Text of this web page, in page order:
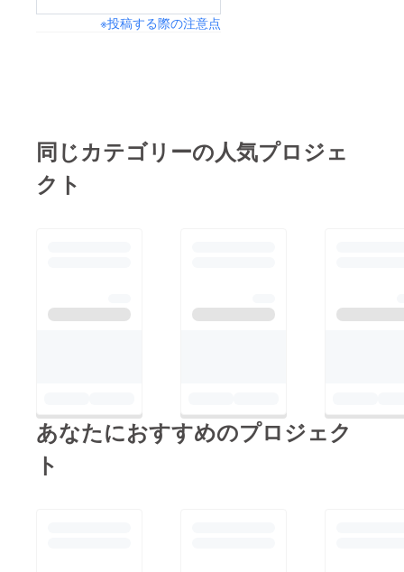
ネンは夏の素材という
※投稿する際の注意点
同じカテゴリーの人気プロジェ
クト
あなたにおすすめのプロジェク
ト